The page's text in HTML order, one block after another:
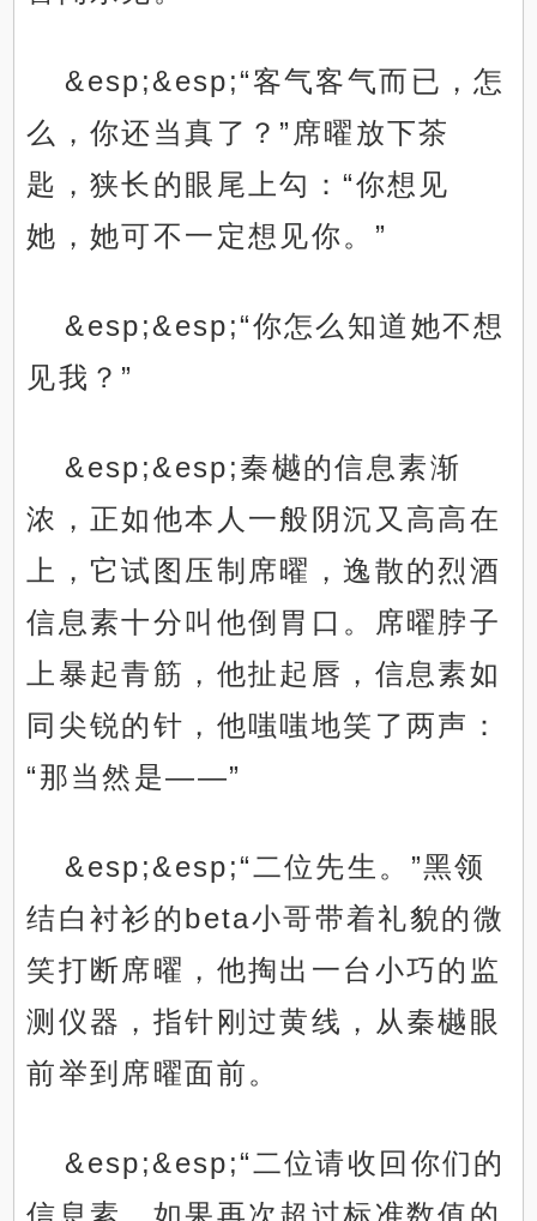
&esp;&esp;“客气客气而已，怎
么，你还当真了？”席曜放下茶
匙，狭长的眼尾上勾：“你想见
她，她可不一定想见你。”
&esp;&esp;“你怎么知道她不想
见我？”
&esp;&esp;秦樾的信息素渐
浓，正如他本人一般阴沉又高高在
上，它试图压制席曜，逸散的烈酒
信息素十分叫他倒胃口。席曜脖子
上暴起青筋，他扯起唇，信息素如
同尖锐的针，他嗤嗤地笑了两声：
“那当然是——”
&esp;&esp;“二位先生。”黑领
结白衬衫的beta小哥带着礼貌的微
笑打断席曜，他掏出一台小巧的监
测仪器，指针刚过黄线，从秦樾眼
前举到席曜面前。
&esp;&esp;“二位请收回你们的
信息素，如果再次超过标准数值的